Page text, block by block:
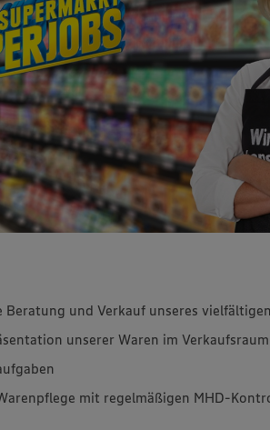
und Verkauf unseres
unserer Waren im Verkaufsraum
mit regelmäßigen MHD-